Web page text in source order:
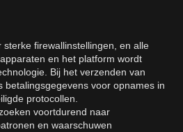
firewallinstellingen, en alle
en het platform wordt
Bij het verzenden van
betalingsgegevens voor opnames in
protocollen.
voortdurend naar
en waarschuwen